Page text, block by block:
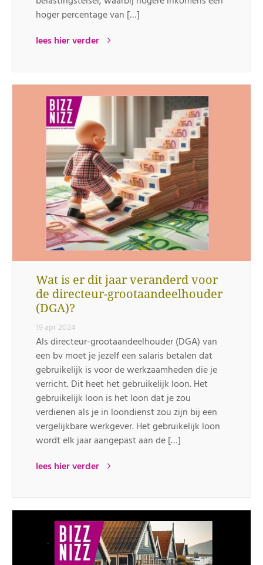
hoger percentage van […]
lees hier verder
Wat is er dit jaar veranderd voor
de directeur-grootaandeelhouder
(DGA)?
19 apr 2024
Als directeur-grootaandeelhouder (DGA) van
een bv moet je jezelf een salaris betalen dat
gebruikelijk is voor de werkzaamheden die je
verricht. Dit heet het gebruikelijk loon. Het
gebruikelijk loon is het loon dat je zou
verdienen als je in loondienst zou zijn bij een
vergelijkbare werkgever. Het gebruikelijk loon
wordt elk jaar aangepast aan de […]
lees hier verder